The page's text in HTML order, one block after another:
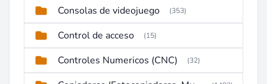
Consolas de videojuego (353)
Control de acceso (15)
Controles Numericos (CNC) (32)